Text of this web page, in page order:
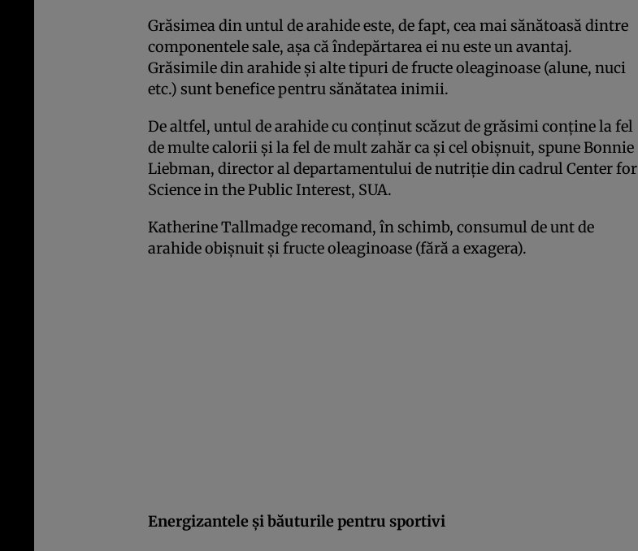
Grăsimea din untul de arahide este, de fapt, cea mai sănătoasă dintre
componentele sale, aşa că îndepărtarea ei nu este un avantaj.
Grăsimile din arahide şi alte tipuri de fructe oleaginoase (alune, nuci
etc.) sunt benefice pentru sănătatea inimii.
De altfel, untul de arahide cu conţinut scăzut de grăsimi conţine la fel
de multe calorii şi la fel de mult zahăr ca şi cel obişnuit, spune Bonnie
Liebman, director al departamentului de nutriţie din cadrul Center for
Science in the Public Interest, SUA.
Katherine Tallmadge recomand, în schimb, consumul de unt de
arahide obişnuit şi fructe oleaginoase (fără a exagera).
Energizantele şi băuturile pentru sportivi